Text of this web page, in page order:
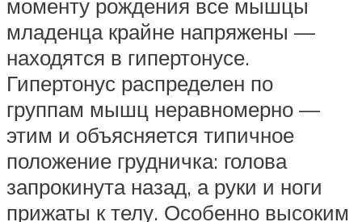
моменту рождения все мышцы
младенца крайне напряжены —
находятся в гипертонусе.
Гипертонус распределен по
группам мышц неравномерно —
этим и объясняется типичное
положение грудничка: голова
запрокинута назад, а руки и ноги
прижаты к телу. Особенно высоким